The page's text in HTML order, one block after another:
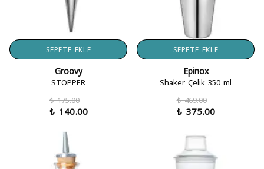
SEPETE EKLE
Groovy
STOPPER
₺ 175.00
₺ 140.00
SEPETE EKLE
Epinox
Shaker Çelik 350 ml
₺ 469.00
₺ 375.00